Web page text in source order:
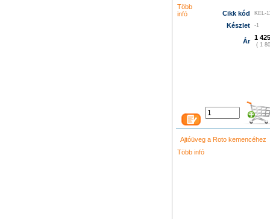
ィトン バッグ
トン バッグ
グッチ アウトレ
プラダ 店舗 ニューバラ
クロエ バ
Több
infó
Cikk kód KEL-
Készlet -1
Ár 1
( 1
Ajtóüveg a Roto kemencéhez
Több infó